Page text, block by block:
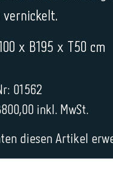
vernickelt.
x B195 x T50 cm
01562
inkl. MwSt.
diesen Artikel